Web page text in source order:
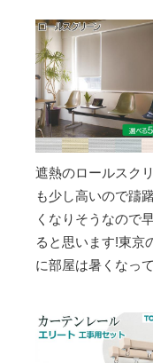
遮熱のロールスク
も少し高いので躊
くなりそうなので
ると思います!東京
に部屋は暑くなっ